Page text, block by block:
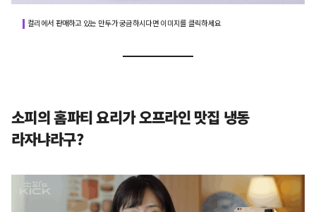
컬리에서 판매하고 있는 만두가 궁금하시다면 이미지를 클릭하세요
소피의 홈파티 요리가 오프라인 맛집 냉동
라자냐라구?